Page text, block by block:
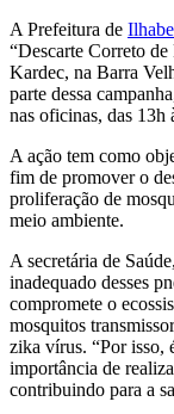
A Prefeitura de
“Descarte Correto
Kardec, na Barra
parte dessa
nas oficinas, das 13h
A ação tem como
fim de promover o
proliferação de
meio ambiente.
A secretária de
inadequado desses
compromete o
mosquitos
zika vírus. “Por isso,
importância de
contribuindo para a